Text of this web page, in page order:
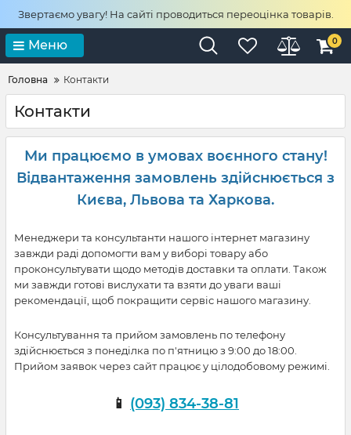
Звертаємо увагу! На сайті проводиться переоцінка товарів.
Меню 0
Головна Контакти
Контакти
Ми працюємо в умовах воєнного стану!
Відвантаження замовлень здійснюється з
Києва, Львова та Харкова.
Менеджери та консультанти нашого інтернет магазину
завжди раді допомогти вам у виборі товару або
проконсультувати щодо методів доставки та оплати. Також
ми завжди готові вислухати та взяти до уваги ваші
рекомендації, щоб покращити сервіс нашого магазину.
Консультування та прийом замовлень по телефону
здійснюється з понеділка по п'ятницю з 9:00 до 18:00.
Прийом заявок через сайт працює у цілодобовому режимі.
📱 (093) 834-38-81